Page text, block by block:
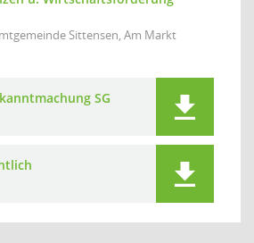
Sittensen, Am Markt
SG